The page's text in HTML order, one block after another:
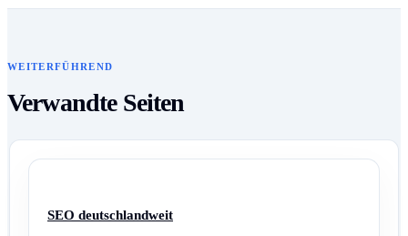
WEITERFÜHREND
Verwandte Seiten
SEO deutschlandweit